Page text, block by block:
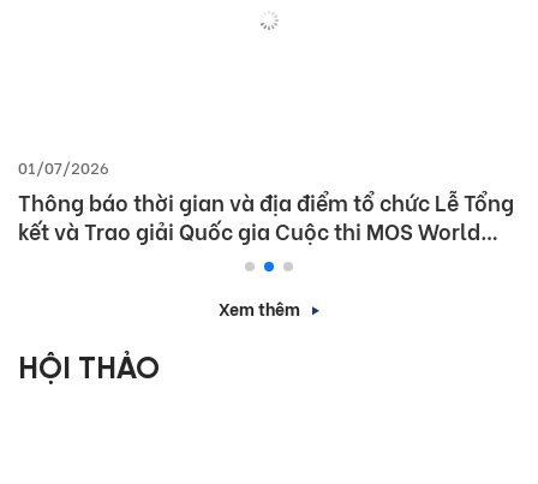
01/07/2026
Thông báo thời gian và địa điểm tổ chức Lễ Tổng
kết và Trao giải Quốc gia Cuộc thi MOS World
Xem thêm
HỘI THẢO